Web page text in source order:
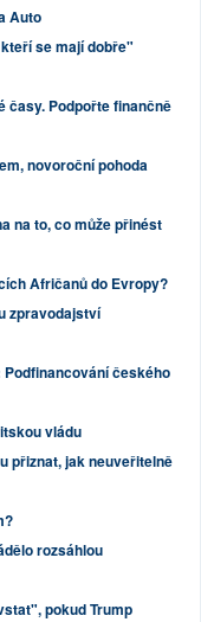
Auto
se mají dobře"
časy. Podpořte finančně
novoroční pohoda
na to, co může přinést
Afričanů do Evropy?
zpravodajství
českého
vládu
přiznat, jak neuveřitelně
rozsáhlou
pokud Trump